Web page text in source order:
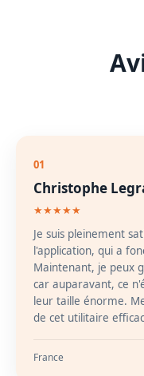
01
Christophe
★★★★★
Je suis pleinement
l'application, qui a
Maintenant, je peux
car auparavant, ce
leur taille énorme.
de cet utilitaire
France